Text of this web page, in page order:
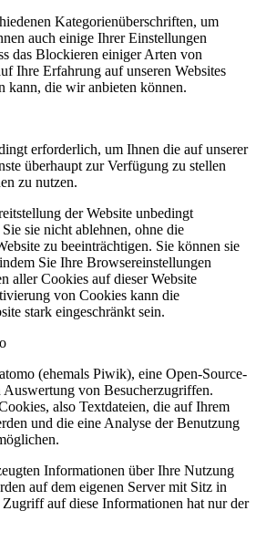
Kategorienüberschriften, um
auch einige Ihrer Einstellungen
das Blockieren einiger Arten von
Ihre Erfahrung auf unseren Websites
kann, die wir anbieten können.
erforderlich, um Ihnen die auf unserer
überhaupt zur Verfügung zu stellen
zu nutzen.
der Website unbedingt
sie nicht ablehnen, ohne die
zu beeinträchtigen. Sie können sie
Sie Ihre Browsereinstellungen
aller Cookies auf dieser Website
von Cookies kann die
stark eingeschränkt sein.
(ehemals Piwik), eine Open-Source-
Auswertung von Besucherzugriffen.
also Textdateien, die auf Ihrem
und die eine Analyse der Benutzung
Informationen über Ihre Nutzung
auf dem eigenen Server mit Sitz in
auf diese Informationen hat nur der